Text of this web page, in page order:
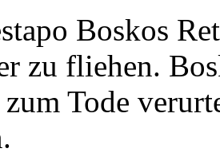
Boskos
zu fliehen.
Tode